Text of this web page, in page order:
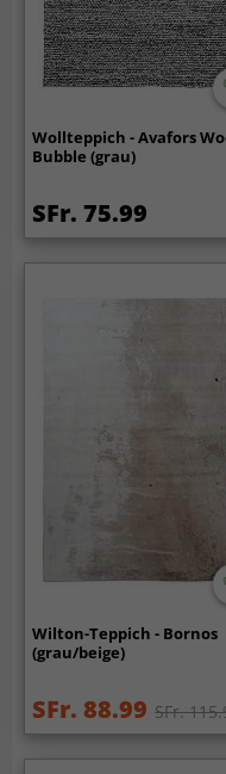
Wollteppich - Avafors
Bubble (grau)
SFr. 75.99
Wilton-Teppich - Bornos
(grau/beige)
SFr. 88.99 SFr.